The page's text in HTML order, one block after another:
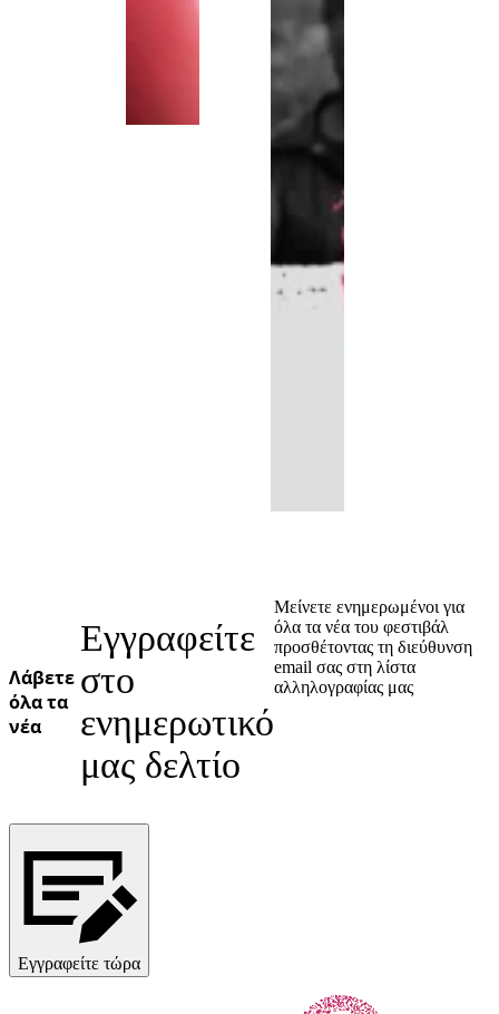
Λάβετε
όλα τα
νέα
Εγγραφείτε
στο
ενημερωτικό
μας δελτίο
Μείνετε ενημερωμένοι για
όλα τα νέα του φεστιβάλ
προσθέτοντας τη διεύθυνση
email σας στη λίστα
αλληλογραφίας μας
Εγγραφείτε τώρα